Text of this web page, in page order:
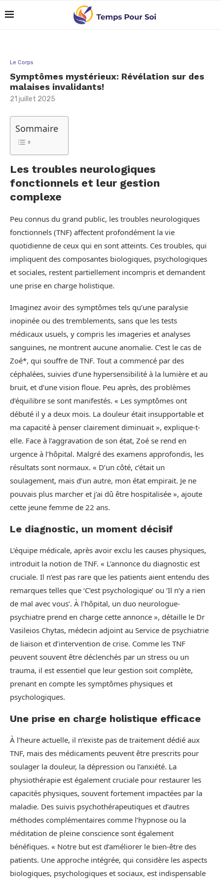
Le Corps
Symptômes mystérieux: Révélation sur des
malaises invalidants!
21 juillet 2025
Sommaire
Les troubles neurologiques
fonctionnels et leur gestion
complexe
Peu connus du grand public, les troubles neurologiques
fonctionnels (TNF) affectent profondément la vie
quotidienne de ceux qui en sont atteints. Ces troubles, qui
impliquent des composantes biologiques, psychologiques
et sociales, restent partiellement incompris et demandent
une prise en charge holistique.
Imaginez avoir des symptômes tels qu’une paralysie
inopinée ou des tremblements, sans que les tests
médicaux usuels, y compris les imageries et analyses
sanguines, ne montrent aucune anomalie. C’est le cas de
Zoé*, qui souffre de TNF. Tout a commencé par des
céphalées, suivies d’une hypersensibilité à la lumière et au
bruit, et d’une vision floue. Peu après, des problèmes
d’équilibre se sont manifestés. « Les symptômes ont
débuté il y a deux mois. La douleur était insupportable et
ma capacité à penser clairement diminuait », explique-t-
elle. Face à l’aggravation de son état, Zoé se rend en
urgence à l’hôpital. Malgré des examens approfondis, les
résultats sont normaux. « D’un côté, c’était un
soulagement, mais d’un autre, mon état empirait. Je ne
pouvais plus marcher et j’ai dû être hospitalisée », ajoute
cette jeune femme de 22 ans.
Le diagnostic, un moment décisif
L’équipe médicale, après avoir exclu les causes physiques,
introduit la notion de TNF. « L’annonce du diagnostic est
cruciale. Il n’est pas rare que les patients aient entendu des
remarques telles que ‘C’est psychologique’ ou ‘Il n’y a rien
de mal avec vous’. À l’hôpital, un duo neurologue-
psychiatre prend en charge cette annonce », détaille le Dr
Vasileios Chytas, médecin adjoint au Service de psychiatrie
de liaison et d’intervention de crise. Comme les TNF
peuvent souvent être déclenchés par un stress ou un
trauma, il est essentiel que leur gestion soit complète,
prenant en compte les symptômes physiques et
psychologiques.
Une prise en charge holistique efficace
À l’heure actuelle, il n’existe pas de traitement dédié aux
TNF, mais des médicaments peuvent être prescrits pour
soulager la douleur, la dépression ou l’anxiété. La
physiothérapie est également cruciale pour restaurer les
capacités physiques, souvent fortement impactées par la
maladie. Des suivis psychothérapeutiques et d’autres
méthodes complémentaires comme l’hypnose ou la
méditation de pleine conscience sont également
bénéfiques. « Notre but est d’améliorer le bien-être des
patients. Une approche intégrée, qui considère les aspects
biologiques, psychologiques et sociaux, est indispensable